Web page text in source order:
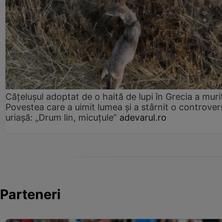
Cățelușul adoptat de o haită de lupi în Grecia a
Povestea care a uimit lumea și a stârnit o
uriașă: „Drum lin, micuțule” adevarul.ro
Parteneri